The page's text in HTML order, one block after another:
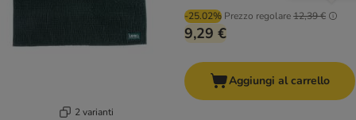
2 varianti
-25.02% Prezzo regolare12,39 €
9,29 €
Aggiungi al carrello